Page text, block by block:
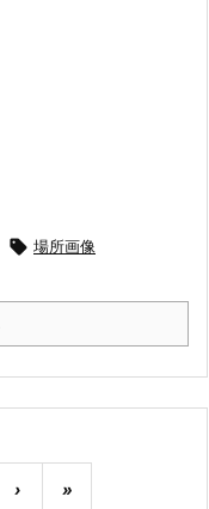
 場所画像
› »